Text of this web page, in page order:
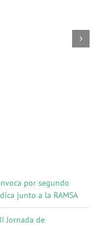
por segundo
junto a la RAMSA
Jornada de